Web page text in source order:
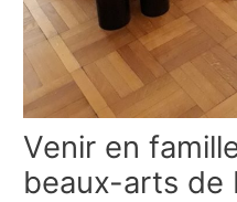
Venir en
beaux-arts de